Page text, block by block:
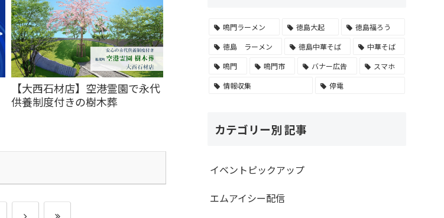
【大西石材店】空港霊園で永代
供養制度付きの樹木葬
鳴門ラーメン 徳島大起
徳島福ろう
徳島 ラーメン
徳島中華そば
中華そば
鳴門
鳴門市 バナー広告
スマホ
情報収集
停電
カテゴリー別 記事
イベントピックアップ
エムアイシー配信